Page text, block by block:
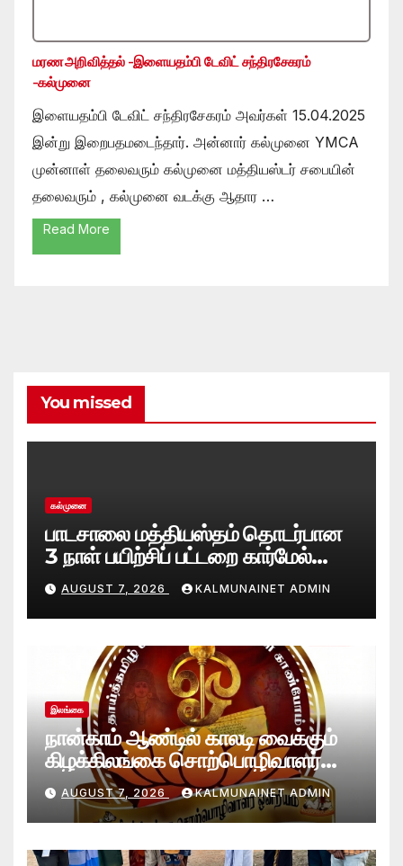
மரண அறிவித்தல் -இளையதம்பி டேவிட் சந்திரசேகரம்
-கல்முனை
இளையதம்பி டேவிட் சந்திரசேகரம் அவர்கள் 15.04.2025
இன்று இறைபதமடைந்தார். அன்னார் கல்முனை YMCA
முன்னாள் தலைவரும் கல்முனை மத்தியஸ்டர் சபையின்
தலைவரும் , கல்முனை வடக்கு ஆதார …
Read More
You missed
கல்முனை
பாடசாலை மத்தியஸ்தம் தொடர்பான
3 நாள் பயிற்சிப் பட்டறை கார்மேல்
பற்றிமாவில் நிறைவு!முரண்பாடுகளைத்
தீர்க்கும் முறைகள் குறித்துத்
தெளிவூட்டல்
AUGUST 7, 2026 KALMUNAINET ADMIN
இலங்கை
நான்காம் ஆண்டில் காலடி வைக்கும்
கிழக்கிலங்கை சொற்பொழிவாளர்
ஒன்றியத்துக்கு கல்முனை நெற்றின்
வாழ்த்துக்கள்!
AUGUST 7, 2026 KALMUNAINET ADMIN